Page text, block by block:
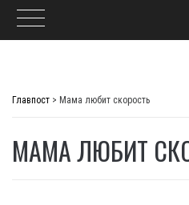
Главпост > Мама любит скорость
МАМА ЛЮБИТ